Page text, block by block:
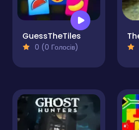
GuessTheTiles
0 (0 Голосів)